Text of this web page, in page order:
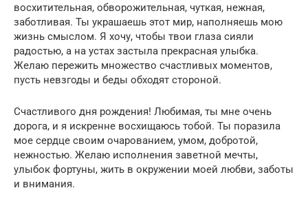
восхитительная, обворожительная, чуткая, нежная,
заботливая. Ты украшаешь этот мир, наполняешь мою
жизнь смыслом. Я хочу, чтобы твои глаза сияли
радостью, а на устах застыла прекрасная улыбка.
Желаю пережить множество счастливых моментов,
пусть невзгоды и беды обходят стороной.
Счастливого дня рождения! Любимая, ты мне очень
дорога, и я искренне восхищаюсь тобой. Ты поразила
мое сердце своим очарованием, умом, добротой,
нежностью. Желаю исполнения заветной мечты,
улыбок фортуны, жить в окружении моей любви, заботы
и внимания.